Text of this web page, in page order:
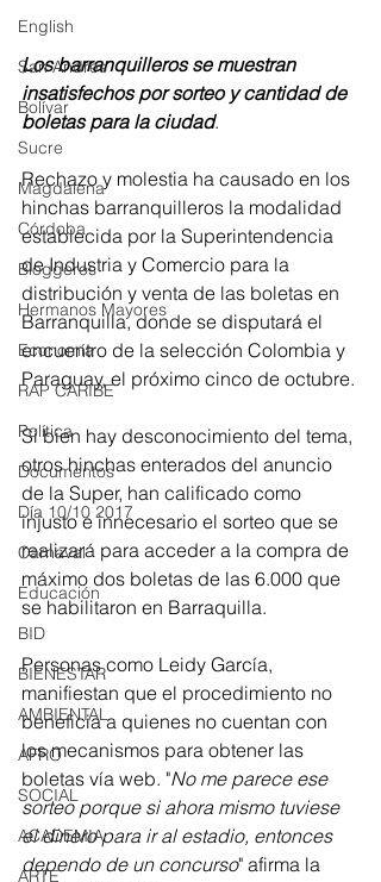
English
San Andres
Bolívar
Sucre
Magdalena
Córdoba
Bloggeros
Hermanos Mayores
Economía
RAP CARIBE
Política
Documentos
Día 10/10 2017
Carnaval
Educación
BID
BIENESTAR
AMBIENTAL
AFRO
SOCIAL
ACADEMIA
ARTE
Los barranquilleros se muestran
insatisfechos por sorteo y cantidad de
boletas para la ciudad.
Rechazo y molestia ha causado en los
hinchas barranquilleros la modalidad
establecida por la Superintendencia
de Industria y Comercio para la
distribución y venta de las boletas en
Barranquilla, donde se disputará el
encuentro de la selección Colombia y
Paraguay, el próximo cinco de octubre.
Sí bien hay desconocimiento del tema,
otros hinchas enterados del anuncio
de la Super, han calificado como
injusto e innecesario el sorteo que se
realizará para acceder a la compra de
máximo dos boletas de las 6.000 que
se habilitaron en Barraquilla.
Personas como Leidy García,
manifiestan que el procedimiento no
beneficia a quienes no cuentan con
los mecanismos para obtener las
boletas vía web. "No me parece ese
sorteo porque si ahora mismo tuviese
el dinero para ir al estadio, entonces
dependo de un concurso" afirma la